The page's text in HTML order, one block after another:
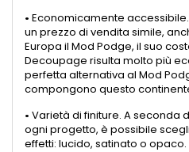
• Economicamente
un prezzo di vendita simile,
Europa il Mod Podge, il suo
Decoupage risulta molto più
perfetta alternativa al Mod
compongono questo
• Varietà di finiture. A seconda
ogni progetto, è possibile
effetti: lucido, satinato o opaco.